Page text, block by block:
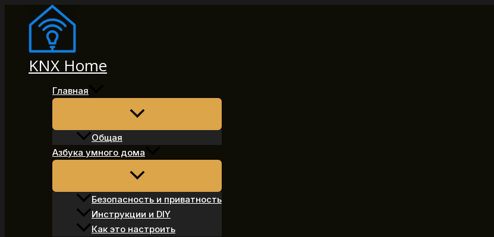
Перейти
содержимому
KNX Home
Главная
Общая
Азбука умного дома
Безопасность и приватность
Инструкции и DIY
Как это настроить